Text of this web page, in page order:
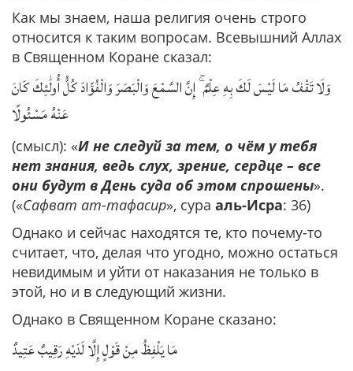
Как мы знаем, наша религия очень строго
относится к таким вопросам. Всевышний Аллах
в Священном Коране сказал:
وَلَا تَقْفُ مَا لَيْسَ لَكَ بِهِ عِلْمٌ ۚ إِنَّ السَّمْعَ وَالْبَصَرَ وَالْفُؤَادَ كُلُّ أُولَٰئِكَ كَانَ
عَنْهُ مَسْئُولًا
(смысл): «И не следуй за тем, о чём у тебя
нет знания, ведь слух, зрение, сердце – все
они будут в День суда об этом спрошены».
(«Сафват ат-тафасир», сура аль-Исра: 36)
Однако и сейчас находятся те, кто почему-то
считает, что, делая что угодно, можно остаться
невидимым и уйти от наказания не только в
этой, но и в следующий жизни.
Однако в Священном Коране сказано:
مَا يَلْفِظُ مِنْ قَوْلٍ إِلَّا لَدَيْهِ رَقِيبٌ عَتِيدٌ